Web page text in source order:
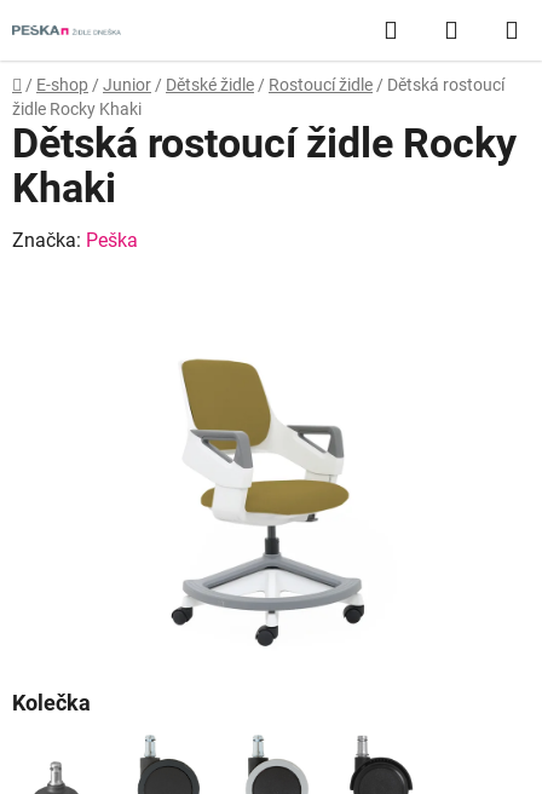
na
obsah
Hledat
KOŠÍK
Domů
/ E-shop / Junior / Dětské židle / Rostoucí židle / Dětská rostoucí
židle Rocky Khaki
Kolečka
Dětská rostoucí židle Rocky
Khaki
Značka: Peška